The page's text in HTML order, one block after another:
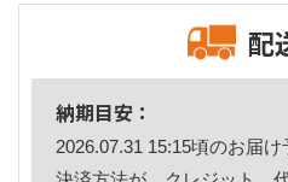
配
納期目安：
2026.07.31 15:15頃のお届け